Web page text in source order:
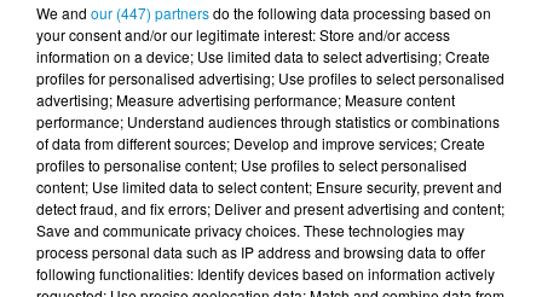
en "Quatre saisons" !
[Happy Beur] Cheb Momo - Oxygène
(live)
We and our (447) partnersdo the following data processing based on
your consent and/or our legitimate interest: Store and/or access
information on a device; Use limited data to select advertising; Create
profiles for personalised advertising; Use profiles to select personalised
advertising; Measure advertising performance; Measure content
performance; Understand audiences through statistics or combinations
of data from different sources; Develop and improve services; Create
profiles to personalise content; Use profiles to select personalised
content; Use limited data to select content; Ensure security, prevent and
detect fraud, and fix errors; Deliver and present advertising and content;
Save and communicate privacy choices. These technologies may
process personal data such as IP address and browsing data to offer
following functionalities: Identify devices based on information actively